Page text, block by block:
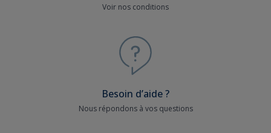
Voir nos conditions
Besoin d’aide ?
Nous répondons à vos questions